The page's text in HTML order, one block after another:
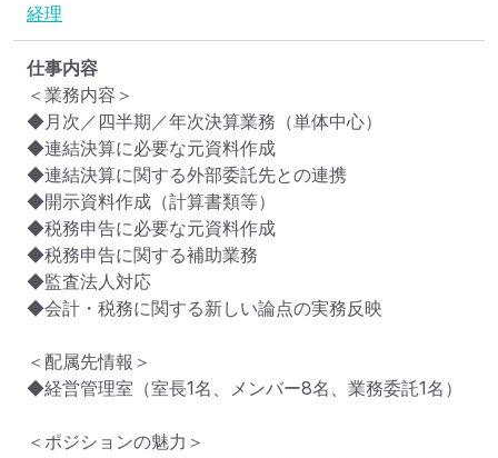
経理
仕事内容
＜業務内容＞
◆月次／四半期／年次決算業務（単体中心）
◆連結決算に必要な元資料作成
◆連結決算に関する外部委託先との連携
◆開示資料作成（計算書類等）
◆税務申告に必要な元資料作成
◆税務申告に関する補助業務
◆監査法人対応
◆会計・税務に関する新しい論点の実務反映
＜配属先情報＞
◆経営管理室（室長1名、メンバー8名、業務委託1名）
＜ポジションの魅力＞